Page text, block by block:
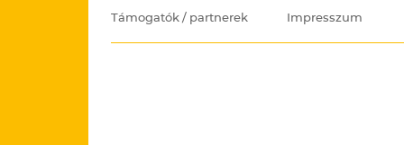
Támogatók / partnerek Impresszum